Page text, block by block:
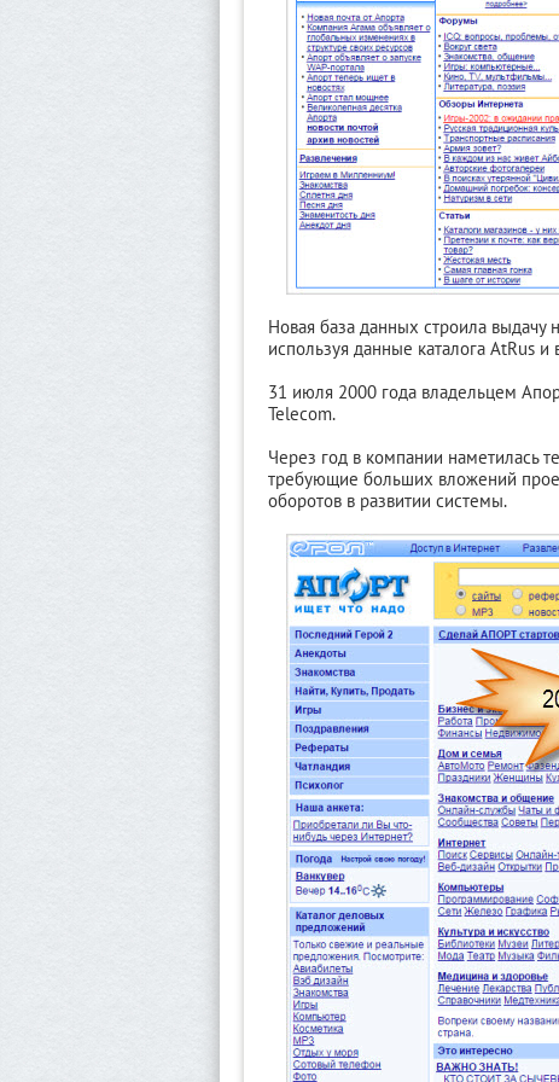
Новая база данных строила выдачу
используя данные каталога AtRus и
31 июля 2000 года владельцем
Telecom.
Через год в компании наметилась
требующие больших вложений
оборотов в развитии системы.